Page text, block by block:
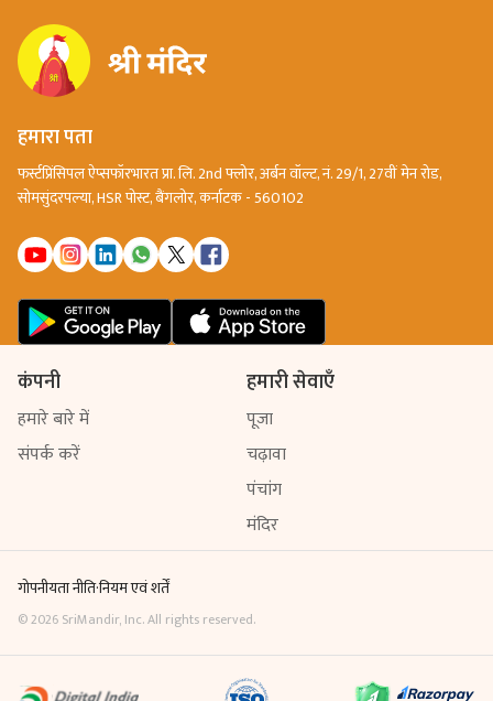
हमारा पता
फर्स्टप्रिंसिपल ऐप्सफॉरभारत प्रा. लि. 2nd फ्लोर, अर्बन वॉल्ट, नं. 29/1, 27वीं मेन रोड,
सोमसुंदरपल्या, HSR पोस्ट, बैंगलोर, कर्नाटक - 560102
कंपनी
हमारे बारे में
संपर्क करें
हमारी सेवाएँ
पूजा
चढ़ावा
पंचांग
मंदिर
गोपनीयता नीति·नियम एवं शर्तें
©2026 SriMandir, Inc. All rights reserved.